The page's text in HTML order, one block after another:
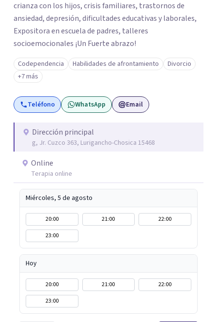
crianza con los hijos, crisis familiares, trastornos de
ansiedad, depresión, dificultades educativas y laborales,
Expositora en escuela de padres, talleres
socioemocionales ¡Un Fuerte abrazo!
Codependencia Habilidades de afrontamiento
Divorcio
+7 más
Teléfono WhatsApp Email
Dirección principal
g, Jr. Cuzco 363, Lurigancho-Chosica 15468
Online
Terapia online
Miércoles, 5 de agosto
20:00 21:00
22:00
23:00
Hoy
20:00 21:00
22:00
23:00